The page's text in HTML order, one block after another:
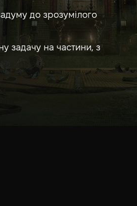
до зрозумілого
задачу на частини, з